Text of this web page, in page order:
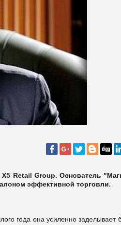
Retail Group. Основатель
эффективной торговли.
года она усиленно заделывает